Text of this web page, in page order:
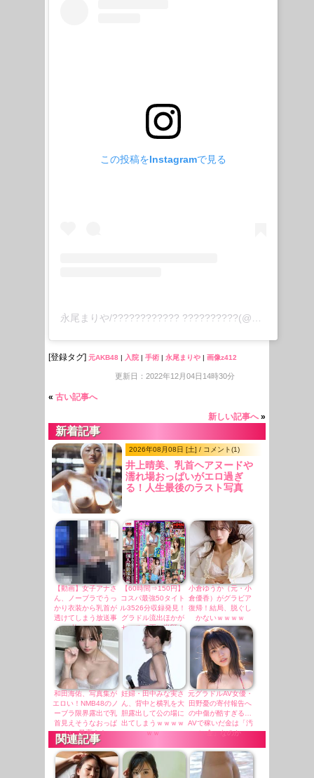
この投稿をInstagramで見る
[登録タグ] 元AKB48 | 入院 | 手術 | 永尾まりや | 画像z412
更新日：2022年12月04日14時30分
« 古い記事へ
新しい記事へ»
新着記事
2026年08月08日 [土] / コメント(1)
井上晴美、乳首ヘアヌードや
濡れ場おっぱいがエロ過ぎ
る！人生最後のラスト写真
【動画】女子アナさ
ん、ノーブラでうっ
かり衣装から乳首が
透けてしまう放送事
故ｗｗｗ
【60時間⇒150円】
コスパ最強50タイト
ル3526分収録発見！
グラドル流出ほかが
セールで更に半額！
小倉ゆうか（元・小
倉優香）がグラビア
復帰！結局、脱ぐし
かないｗｗｗｗ
和田海佑、写真集が
エロい！NMB48のノ
ーブラ限界露出で乳
首見えそうなおっぱ
い、最高！！
妊婦・田中みな実さ
ん、背中と横乳を大
胆露出して公の場に
出てしまうｗｗｗｗ
ｗｗ
元グラドルAV女優・
田野憂の寄付報告へ
の中傷が酷すぎる…
AVで稼いだ金は「汚
い金」なのか
関連記事